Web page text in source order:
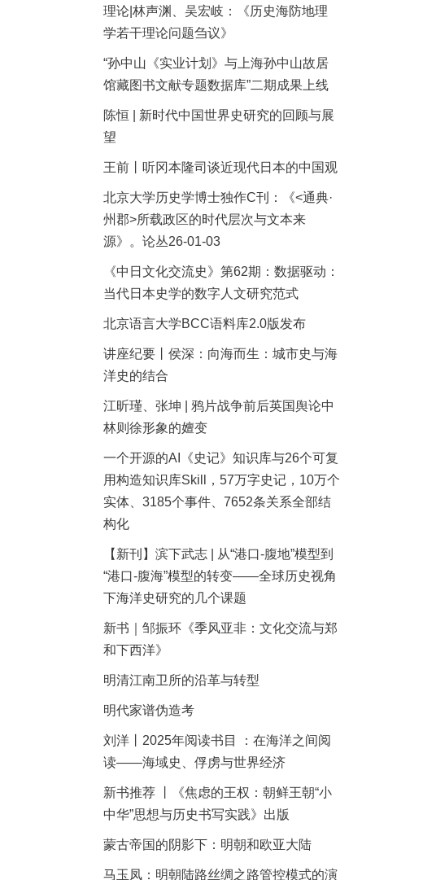
理论|林声渊、吴宏岐：《历史海防地理
学若干理论问题刍议》
“孙中山《实业计划》与上海孙中山故居
馆藏图书文献专题数据库”二期成果上线
陈恒 | 新时代中国世界史研究的回顾与展
望
王前丨听冈本隆司谈近现代日本的中国观
北京大学历史学博士独作C刊：《<通典·
州郡>所载政区的时代层次与文本来
源》。论丛26-01-03
《中日文化交流史》第62期：数据驱动：
当代日本史学的数字人文研究范式
北京语言大学BCC语料库2.0版发布
讲座纪要丨侯深：向海而生：城市史与海
洋史的结合
江昕瑾、张坤 | 鸦片战争前后英国舆论中
林则徐形象的嬗变
一个开源的AI《史记》知识库与26个可复
用构造知识库Skill，57万字史记，10万个
实体、3185个事件、7652条关系全部结
构化
【新刊】滨下武志 | 从“港口-腹地”模型到
“港口-腹海”模型的转变——全球历史视角
下海洋史研究的几个课题
新书｜邹振环《季风亚非：文化交流与郑
和下西洋》
明清江南卫所的沿革与转型
明代家谱伪造考
刘洋丨2025年阅读书目 ：在海洋之间阅
读——海域史、俘虏与世界经济
新书推荐 丨《焦虑的王权：朝鲜王朝“小
中华”思想与历史书写实践》出版
蒙古帝国的阴影下：明朝和欧亚大陆
马玉凤：明朝陆路丝绸之路管控模式的演